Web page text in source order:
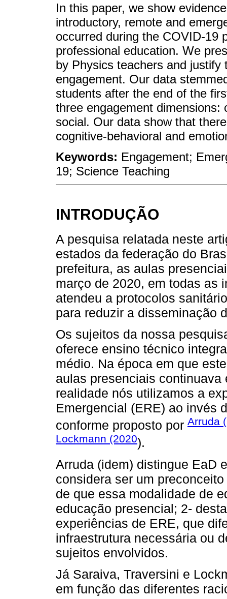
In this paper, we show
introductory, remote and
occurred during the COVID-19
professional education. We
by Physics teachers and
engagement. Our data
students after the end of the
three engagement dimensions:
social. Our data show that
cognitive-behavioral and
Keywords: Engagement;
19; Science Teaching
INTRODUÇÃO
A pesquisa relatada neste
estados da federação do
prefeitura, as aulas
março de 2020, em todas as
atendeu a protocolos
para reduzir a disseminação
Os sujeitos da nossa
oferece ensino técnico
médio. Na época em que
aulas presenciais
realidade nós utilizamos a
Emergencial (ERE) ao invés
conforme proposto por Arruda
Lockmann (2020).
Arruda (idem) distingue EaD
considera ser um
de que essa modalidade de
educação presencial; 2-
experiências de ERE, que
infraestrutura necessária ou
sujeitos envolvidos.
Já Saraiva, Traversini e
em função das diferentes